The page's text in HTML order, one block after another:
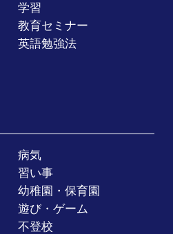
学習
教育セミナー
英語勉強法
病気
習い事
幼稚園・保育園
遊び・ゲーム
不登校